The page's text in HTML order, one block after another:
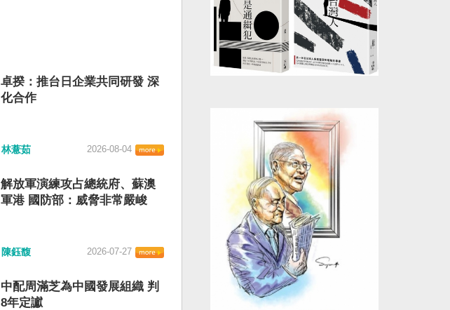
卓揆：推台日企業共同研發 深
化合作
林薏茹 2026-08-04
解放軍演練攻占總統府、蘇澳
軍港 國防部：威脅非常嚴峻
陳鈺馥 2026-07-27
中配周滿芝為中國發展組織 判
8年定讞